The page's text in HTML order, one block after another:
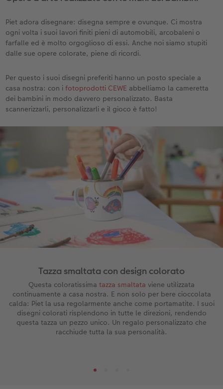
Piet adora disegnare: disegna sempre e ovunque. Ci mostra
ogni volta i suoi lavori finiti pieni di automobili, arcobaleni o
farfalle ed è molto orgoglioso di essi. Anche noi siamo stupiti
dalle sue opere colorate, piene di ricordi.
Per questo i suoi disegni preferiti hanno un posto speciale a
casa nostra: con ifotoprodotti CEWE abbelliamo la cameretta
dei bambini in modo davvero personalizzato. Basta
scannerizzarli, personalizzarli e il gioco è fatto!
Tazza smaltata con design colorato
Questa coloratissima tazza smaltata viene utilizzata
continuamente a casa nostra. E non solo per bere cioccolata
calda: Piet la usa regolarmente anche come portamatite. I suoi
disegni colorati risplendono in tutte le direzioni, rendendo
questa tazza un pezzo unico. Un regalo personalizzato che
racchiude tutta la sua personalità.